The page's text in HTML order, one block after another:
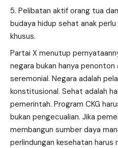
Pelibatan aktif orang tua
budaya hidup sehat anak
khusus.
Partai X menutup
negara bukan hanya
seremonial. Negara adalah
konstitusional. Sehat adalah
pemerintah. Program CKG
bukan pengecualian. Jika
membangun sumber daya
perlindungan kesehatan